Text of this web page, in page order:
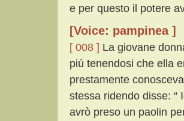
e per questo il potere
[Voice: pampinea ]
[ 008 ] La giovane
piú tenendosi che ella
prestamente
stessa ridendo disse: “
avrò preso un paolin